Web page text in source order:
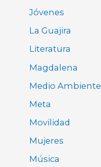
Jóvenes
La Guajira
Literatura
Magdalena
Medio Ambiente
Meta
Movilidad
Mujeres
Música